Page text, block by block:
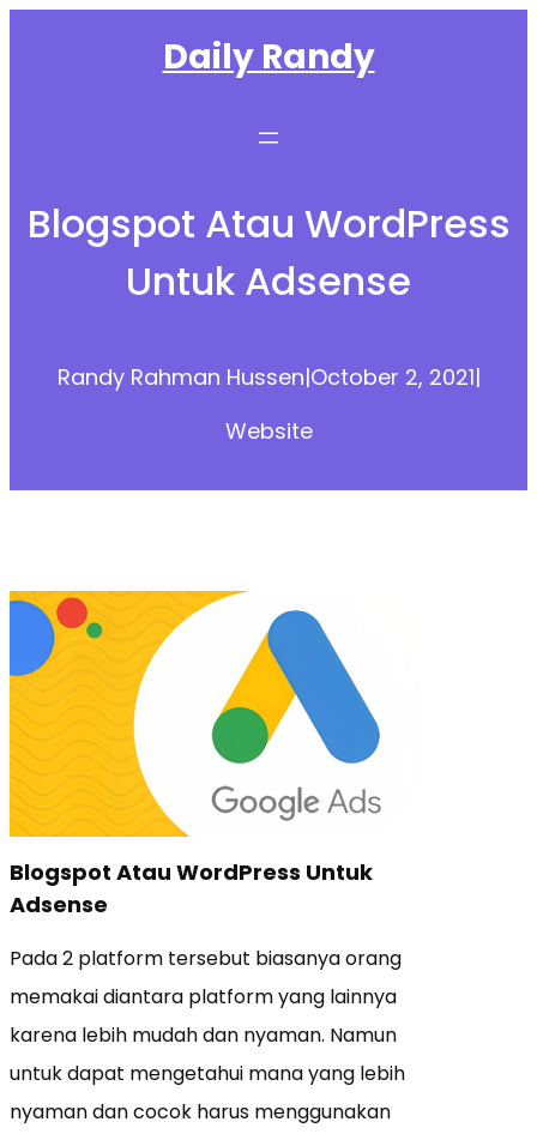
Daily Randy
Blogspot Atau WordPress
Untuk Adsense
Randy Rahman Hussen|October 2, 2021|
Website
Blogspot Atau WordPress Untuk
Adsense
Pada 2 platform tersebut biasanya orang
memakai diantara platform yang lainnya
karena lebih mudah dan nyaman. Namun
untuk dapat mengetahui mana yang lebih
nyaman dan cocok harus menggunakan